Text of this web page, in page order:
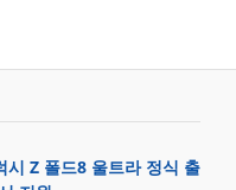
시 Z 폴드8 울트라 정식 출